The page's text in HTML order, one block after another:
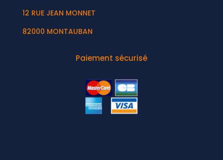
12 RUE JEAN MONNET
82000 MONTAUBAN
Paiement sécurisé